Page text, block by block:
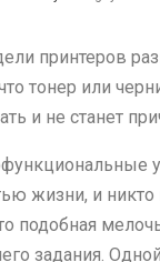
принтеров
тонер или
и не станет
жизни, и
подобная
задания.